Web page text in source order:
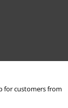
for customers from